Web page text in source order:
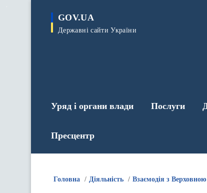
GOV.UA
Державні сайти України
Уряд і органи влади Послуги
Пресцентр
Головна Діяльність Взаємодія з